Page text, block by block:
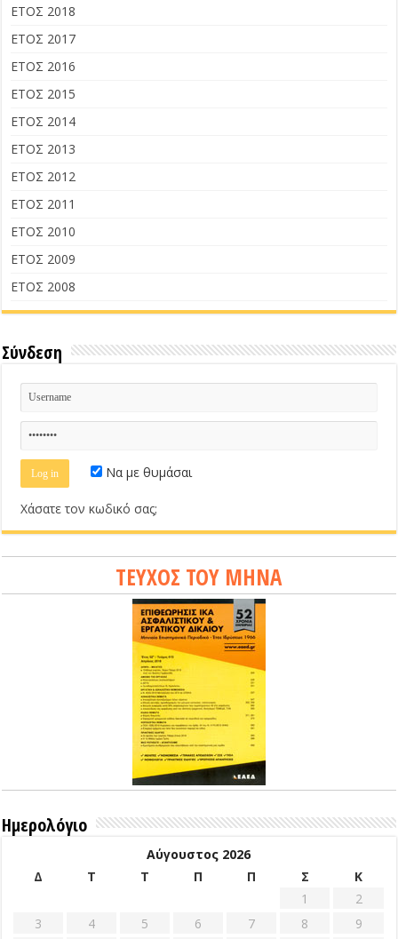
ΕΤΟΣ 2018
ΕΤΟΣ 2017
ΕΤΟΣ 2016
ΕΤΟΣ 2015
ΕΤΟΣ 2014
ΕΤΟΣ 2013
ΕΤΟΣ 2012
ΕΤΟΣ 2011
ΕΤΟΣ 2010
ΕΤΟΣ 2009
ΕΤΟΣ 2008
Σύνδεση
Να με θυμάσαι
Χάσατε τον κωδικό σας;
ΤΕΥΧΟΣ ΤΟΥ ΜΗΝΑ
Ημερολόγιο
Αύγουστος 2026
Δ
Τ Τ Π Π Σ
Κ
1
2
3
4 5 6 7 8
9